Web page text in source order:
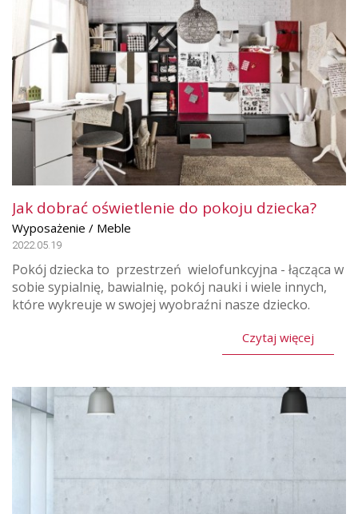
Jak dobrać oświetlenie do pokoju dziecka?
Wyposażenie / Meble
2022.05.19
Pokój dziecka to przestrzeń wielofunkcyjna - łącząca w
sobie sypialnię, bawialnię, pokój nauki i wiele innych,
które wykreuje w swojej wyobraźni nasze dziecko.
Czytaj więcej